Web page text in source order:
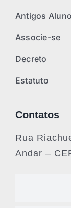
Antigos
Associe-se
Decreto
Estatuto
Contatos
Rua
Andar –